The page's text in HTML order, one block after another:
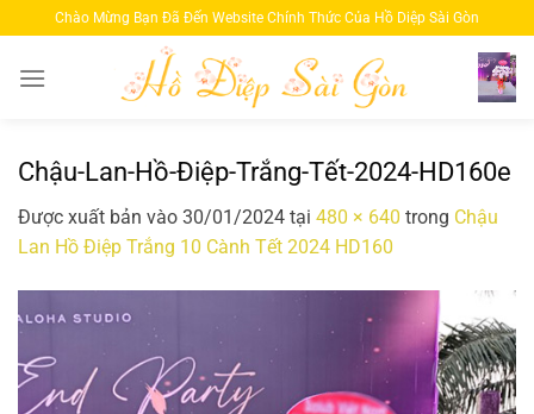
qua
nội
Chào Mừng Bạn Đã Đến Website Chính Thức Của Hồ Diệp Sài Gòn
Chậu-Lan-Hồ-Điệp-Trắng-Tết-2024-HD160e
Được xuất bản vào 30/01/2024 tại 480 × 640 trong Chậu
Lan Hồ Điệp Trắng 10 Cành Tết 2024 HD160